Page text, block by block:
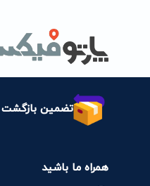
تضمین بازگشت
همراه ما باشید